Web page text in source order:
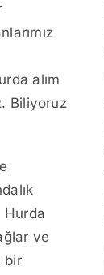
alım
Biliyoruz
Hurda
ve
bir